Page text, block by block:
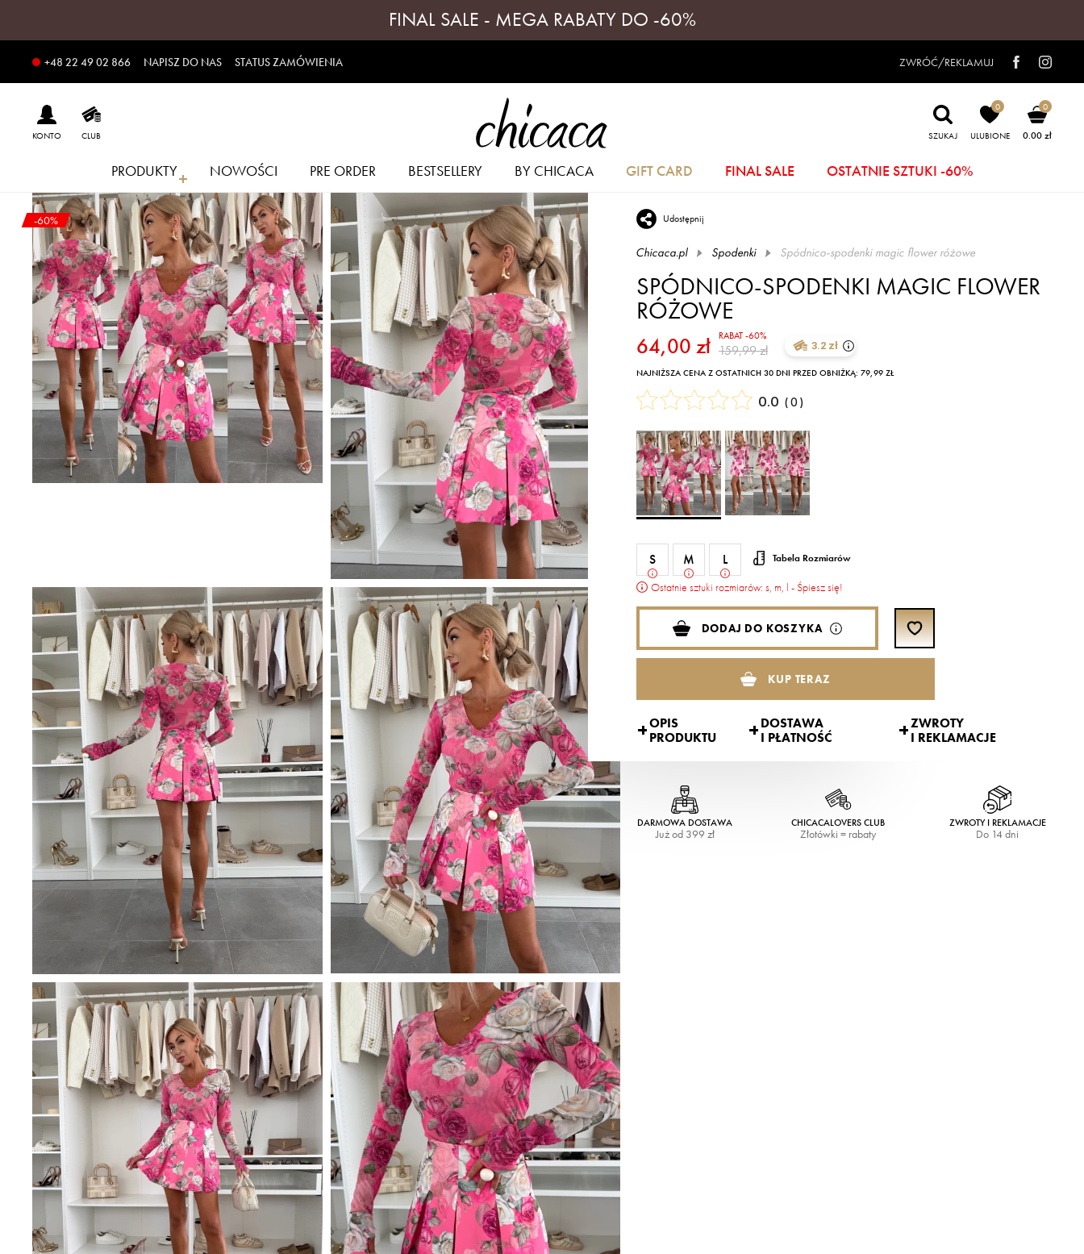
FINAL SALE - MEGA RABATY DO -60%
+48 22 49 02 866 NAPISZ DO NAS STATUS ZAMÓWIENIA ZWRÓĆ/REKLAMUJ
KONTO CLUB SZUKAJ
0
ULUBIONE
0
0.00 zł
PRODUKTY NOWOŚCI PRE ORDER BESTSELLERY BY CHICACA GIFT CARD FINAL SALE OSTATNIE SZTUKI -60%
-60% Udostępnij
Chicaca.pl Spodenki spódnico-spodenki magic flower różowe
SPÓDNICO-SPODENKI MAGIC FLOWER
RÓŻOWE
64,00 zł RABAT -60%
159,99 zł 3.2 zł
NAJNIŻSZA CENA Z OSTATNICH 30 DNI PRZED OBNIŻKĄ: 79,99 ZŁ
0.0 (0)
S M L Tabela Rozmiarów
Ostatnie sztuki rozmiarów: s, m, l - Śpiesz się!
DODAJ DO KOSZYKA
KUP TERAZ
OPIS
PRODUKTU
DOSTAWA
I PŁATNOŚĆ
ZWROTY
I REKLAMACJE
DARMOWA DOSTAWA
Już od 399 zł
CHICACALOVERS CLUB
Złotówki = rabaty
ZWROTY I REKLAMACJE
Do 14 dni